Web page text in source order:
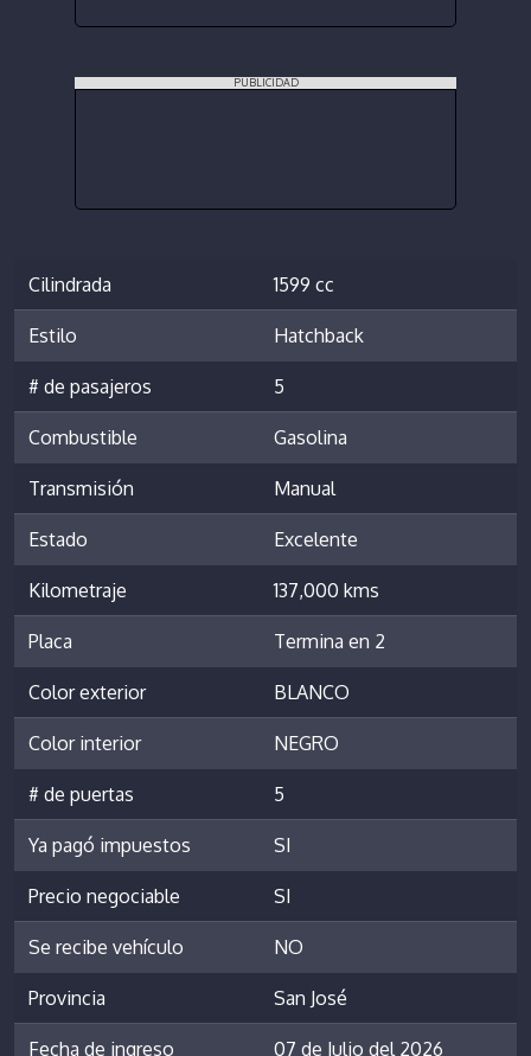
PUBLICIDAD
Cilindrada 1599 cc
Estilo Hatchback
# de pasajeros 5
Combustible Gasolina
Transmisión Manual
Estado Excelente
Kilometraje 137,000 kms
Placa Termina en 2
Color exterior BLANCO
Color interior NEGRO
# de puertas 5
Ya pagó impuestos SI
Precio negociable SI
Se recibe vehículo NO
Provincia San José
Fecha de ingreso 07 de Julio del 2026